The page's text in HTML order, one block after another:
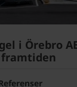
i Örebro
framtiden